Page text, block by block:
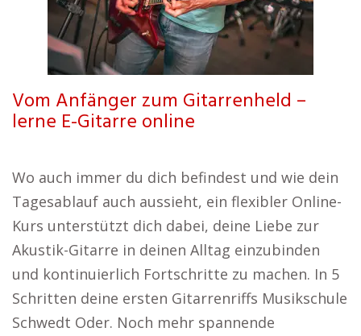
Vom Anfänger zum Gitarrenheld –
lerne E-Gitarre online
Wo auch immer du dich befindest und wie dein
Tagesablauf auch aussieht, ein flexibler Online-
Kurs unterstützt dich dabei, deine Liebe zur
Akustik-Gitarre in deinen Alltag einzubinden
und kontinuierlich Fortschritte zu machen. In 5
Schritten deine ersten Gitarrenriffs Musikschule
Schwedt Oder. Noch mehr spannende